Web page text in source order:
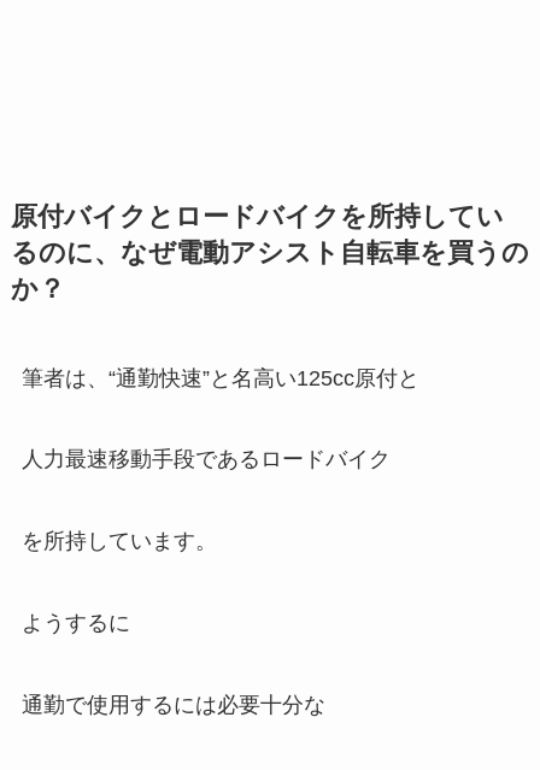
原付バイクとロードバイクを所持してい
るのに、なぜ電動アシスト自転車を買うの
か？
筆者は、“通勤快速”と名高い125cc原付と
人力最速移動手段であるロードバイク
を所持しています。
ようするに
通勤で使用するには必要十分な